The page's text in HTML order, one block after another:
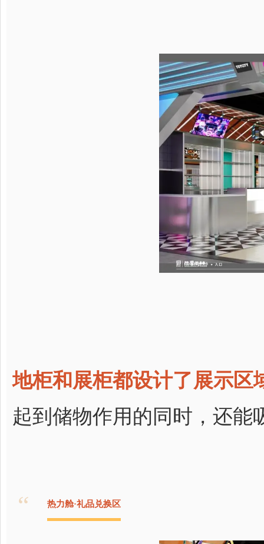
地柜和展柜都设计了展示区
起到储物作用的同时，还能
“ 热力舱·礼品兑换区